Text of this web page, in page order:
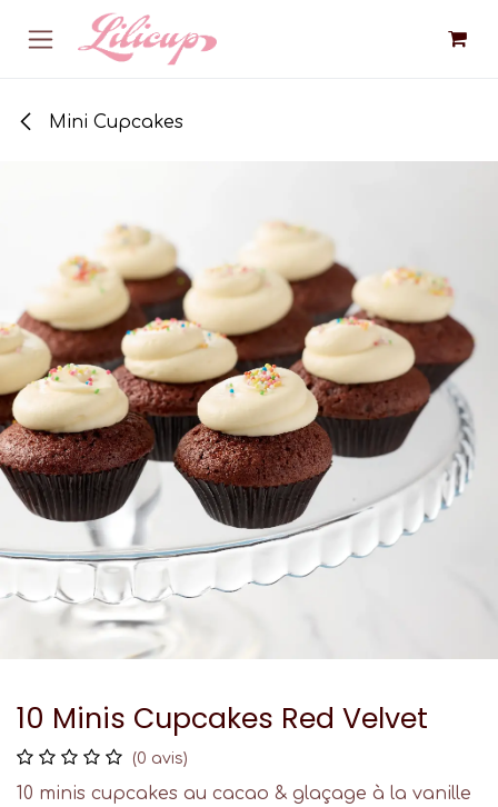
Se rendre au contenu
Mini Cupcakes
10 Minis Cupcakes Red Velvet
(0 avis)
10 minis cupcakes au cacao & glaçage à la vanille